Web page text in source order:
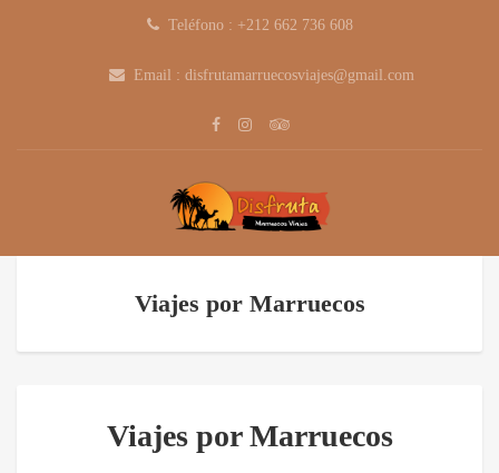
Teléfono : +212 662 736 608
Email : disfrutamarruecosviajes@gmail.com
Viajes por Marruecos
Viajes por Marruecos